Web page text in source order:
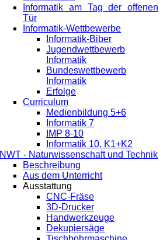
Informatik am Tag der offenen
Tür
Informatik-Wettbewerbe
Informatik-Biber
Jugendwettbewerb
Informatik
Bundeswettbewerb
Informatik
Erfolge
Curriculum
Medienbildung 5+6
Informatik 7
IMP 8-10
Informatik 10, K1+K2
NWT - Naturwissenschaft und Technik
Beschreibung
Aus dem Unterricht
Ausstattung
CNC-Fräse
3D-Drucker
Handwerkzeuge
Dekupiersäge